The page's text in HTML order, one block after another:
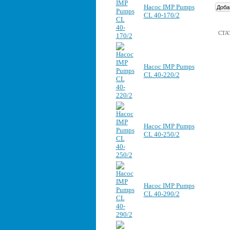
Насос IMP Pumps
CL 40-170/2
Насос IMP Pumps
CL 40-220/2
Насос IMP Pumps
CL 40-250/2
Насос IMP Pumps
CL 40-290/2